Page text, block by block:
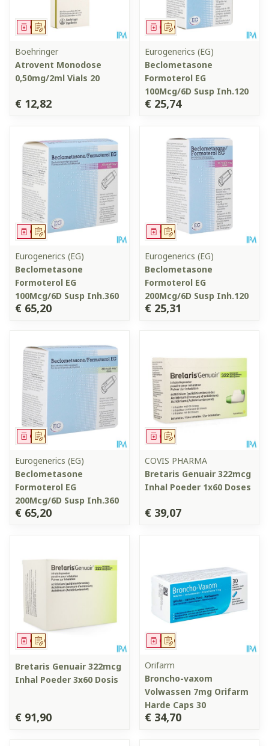
Op voorschrift
Geneesmiddel
Boehringer
Atrovent Monodose
0,50mg/2ml Vials 20
€ 12,82
Op voorschrift
Geneesmiddel
Eurogenerics (EG)
Beclometasone
Formoterol EG
100Mcg/6D Susp Inh.120
€ 25,74
Op voorschrift
Geneesmiddel
Eurogenerics (EG)
Beclometasone
Formoterol EG
100Mcg/6D Susp Inh.360
€ 65,20
Op voorschrift
Geneesmiddel
Eurogenerics (EG)
Beclometasone
Formoterol EG
200Mcg/6D Susp Inh.120
€ 25,31
Op voorschrift
Geneesmiddel
Eurogenerics (EG)
Beclometasone
Formoterol EG
200Mcg/6D Susp Inh.360
€ 65,20
Op voorschrift
Geneesmiddel
COVIS PHARMA
Bretaris Genuair 322mcg
Inhal Poeder 1x60 Doses
€ 39,07
Op voorschrift
Geneesmiddel
Bretaris Genuair 322mcg
Inhal Poeder 3x60 Dosis
€ 91,90
Op voorschrift
Geneesmiddel
Orifarm
Broncho-vaxom
Volwassen 7mg Orifarm
Harde Caps 30
€ 34,70